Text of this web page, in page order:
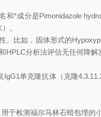
和*成分是Pimonidazole
。
。比如，固体形式的
分析法评估无任何降解
单克隆抗体（克隆
于检测福尔马林石蜡包埋的